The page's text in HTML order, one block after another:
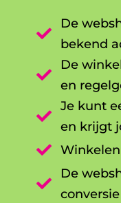

De
bekend

De
en

Je kunt
en krijgt


De
conversie